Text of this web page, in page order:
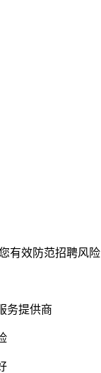
有效防范招聘风险
务提供商